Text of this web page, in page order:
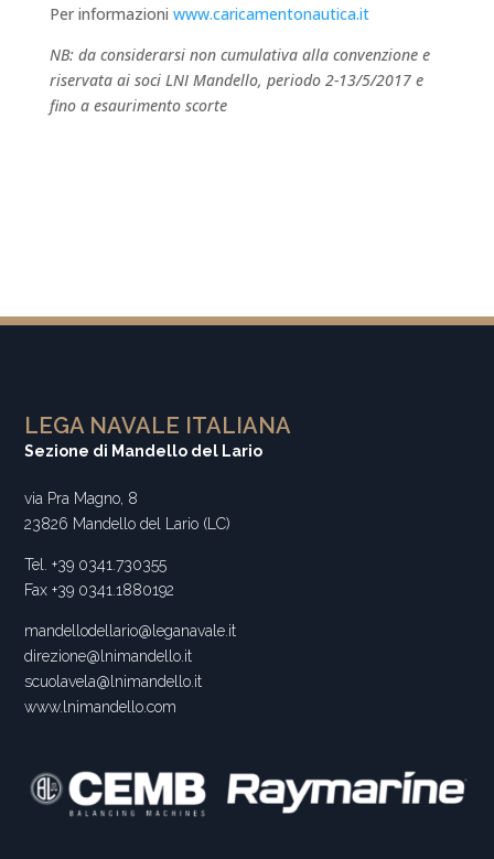
Per informazioni www.caricamentonautica.it
NB: da considerarsi non cumulativa alla convenzione e
riservata ai soci LNI Mandello, periodo 2-13/5/2017 e
fino a esaurimento scorte
LEGA NAVALE ITALIANA
Sezione di Mandello del Lario
via Pra Magno, 8
23826 Mandello del Lario (LC)
Tel. +39 0341.730355
Fax +39 0341.1880192
mandellodellario@leganavale.it
direzione@lnimandello.it
scuolavela@lnimandello.it
www.lnimandello.com